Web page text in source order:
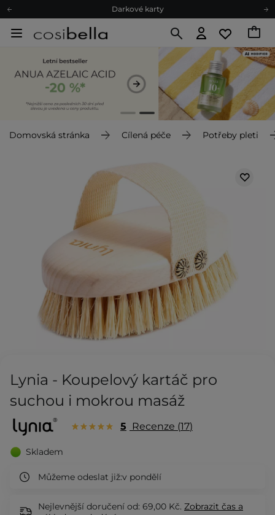
Darkové karty
Odeslání do 24 hod.
Darkové karty
Ekologické balení
Domovská stránka Cílená péče Potřeby pleti
Lynia - Koupelový kartáč pro
suchou i mokrou masáž
5 Recenze 17
Skladem
Můžeme odeslat již:v pondělí
Nejlevnější doručení od: 69,00 Kč. Zobrazit čas a